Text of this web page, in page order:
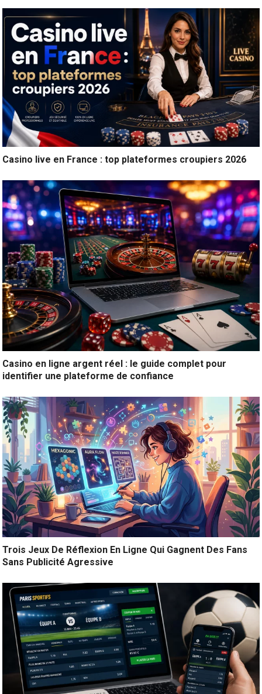
Casino live en France : top plateformes croupiers 2026
Casino en ligne argent réel : le guide complet pour
identifier une plateforme de confiance
Trois Jeux De Réflexion En Ligne Qui Gagnent Des Fans
Sans Publicité Agressive